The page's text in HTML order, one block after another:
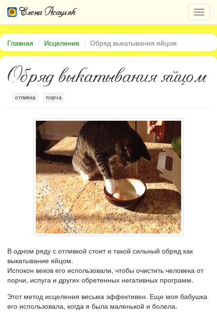
Елена Асауляк
Главная Исцеление Обряд выкатывания яйцом
Обряд выкатывания яйцом
отливка порча
В одном ряду с отливкой стоит и такой сильный обряд как
выкатывание яйцом.
Испокон веков его использовали, чтобы очистить человека от
порчи, испуга и других обретенных негативных программ.
Этот метод исцеления весьма эффективен. Еще моя бабушка
его использовала, когда я была маленькой и болела.